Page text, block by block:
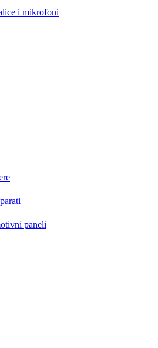
i mikrofoni
paneli